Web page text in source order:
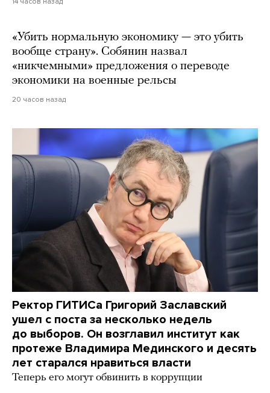
«Убить нормальную экономику — это убить
вообще страну». Собянин назвал
«никчемными» предложения о переводе
экономики на военные рельсы
20 часов назад
Ректор ГИТИСа Григорий Заславский
ушел с поста за несколько недель
до выборов. Он возглавил институт как
протеже Владимира Мединского и десять
лет старался нравиться власти
Теперь его могут обвинить в коррупции